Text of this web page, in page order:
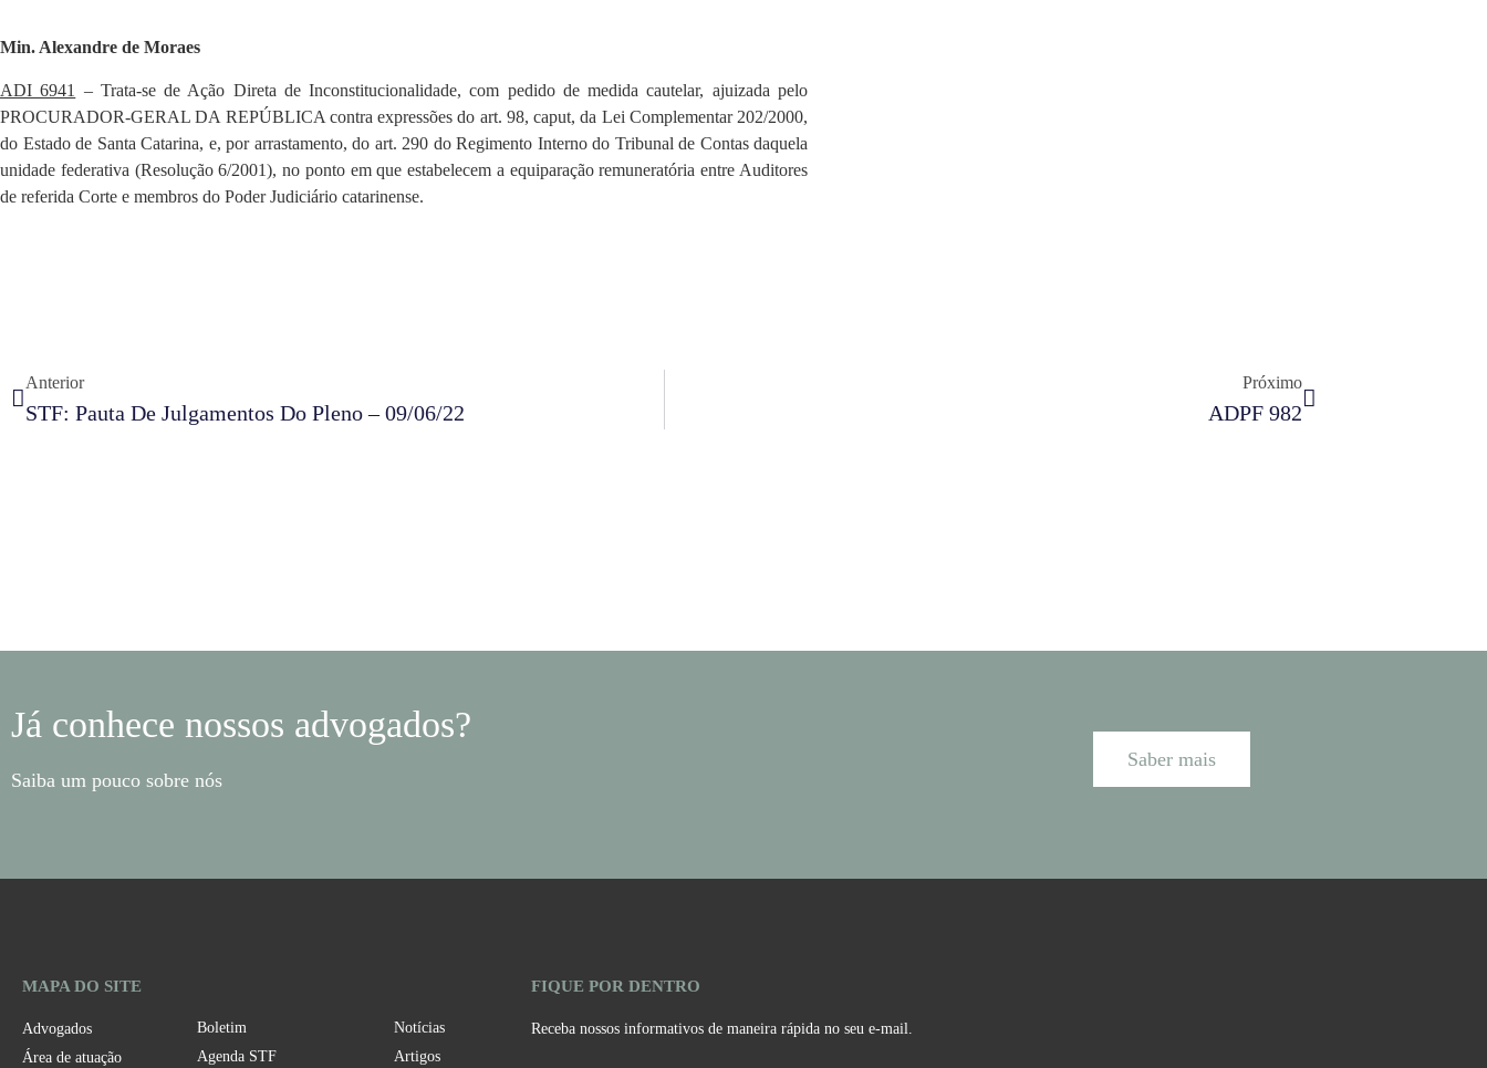
Min. Alexandre de Moraes
ADI 6941
– Trata-se de Ação Direta de Inconstitucionalidade, com pedido de medida cautelar, ajuizada pelo
PROCURADOR-GERAL DA REPÚBLICA contra expressões do art. 98, caput, da Lei Complementar 202/2000,
do Estado de Santa Catarina, e, por arrastamento, do art. 290 do Regimento Interno do Tribunal de Contas daquela
unidade federativa (Resolução 6/2001), no ponto em que estabelecem a equiparação remuneratória entre Auditores
de referida Corte e membros do Poder Judiciário catarinense.
Anterior
STF: Pauta De Julgamentos Do Pleno – 09/06/22
Próximo
ADPF 982
Já conhece nossos advogados?
Saiba um pouco sobre nós
Saber mais
MAPA DO SITE
Advogados
Área de atuação
Boletim
Agenda STF
Notícias
Artigos
FIQUE POR DENTRO
Receba nossos informativos de maneira rápida no seu e-mail.